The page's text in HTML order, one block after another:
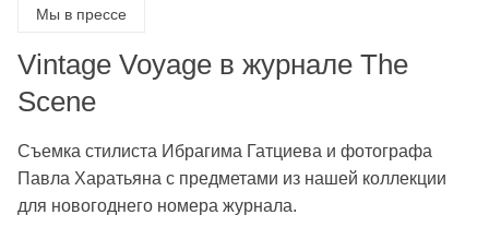
Мы в прессе
Vintage Voyage в журнале The
Scene
Съемка стилиста Ибрагима Гатциева и фотографа
Павла Харатьяна с предметами из нашей коллекции
для новогоднего номера журнала.